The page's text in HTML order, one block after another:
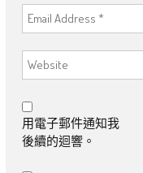
用電子郵件通知我
後續的迴響。